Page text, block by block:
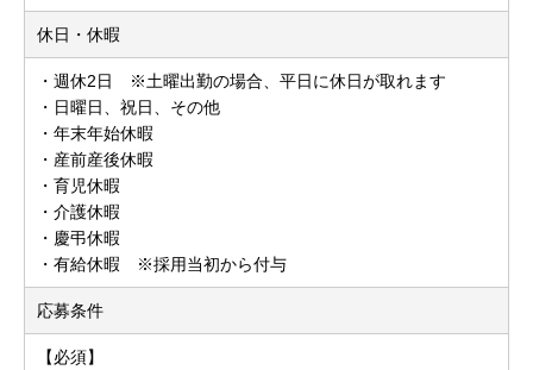
休日・休暇
・週休2日 ※土曜出勤の場合、平日に休日が取れます
・日曜日、祝日、その他
・年末年始休暇
・産前産後休暇
・育児休暇
・介護休暇
・慶弔休暇
・有給休暇 ※採用当初から付与
応募条件
【必須】